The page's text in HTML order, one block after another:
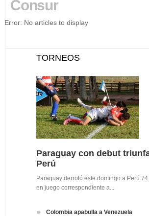
Consur
Error: No articles to display
TORNEOS
Paraguay con debut
Perú
Paraguay derrotó este domingo a Perú
en juego correspondiente a...
Colombia apabulla a Venezuela